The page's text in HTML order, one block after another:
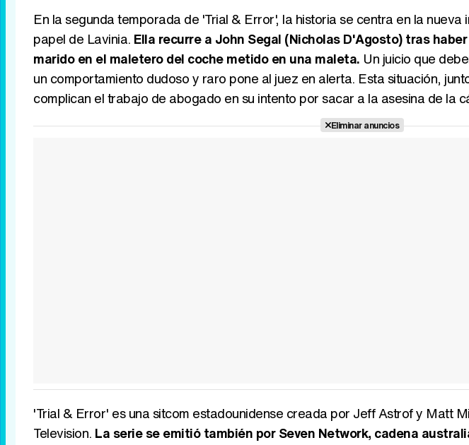
En la segunda temporada de 'Trial & Error', la historia se centra en la
papel de Lavinia. Ella recurre a John Segal (Nicholas D'Agosto) tras
marido en el maletero del coche metido en una maleta. Un juicio que
un comportamiento dudoso y raro pone al juez en alerta. Esta situación,
complican el trabajo de abogado en su intento por sacar a la asesina de la
Eliminar anuncios
'Trial & Error' es una sitcom estadounidense creada por Jeff Astrof y Matt
Television. La serie se emitió también por Seven Network, cadena